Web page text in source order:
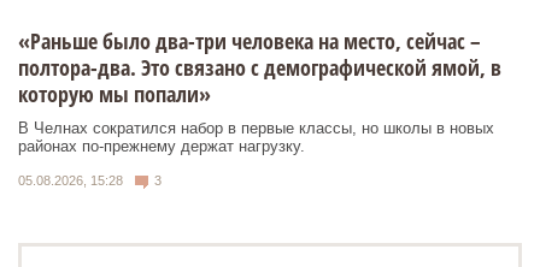
«Раньше было два-три человека на место, сейчас –
полтора-два. Это связано с демографической ямой, в
которую мы попали»
В Челнах сократился набор в первые классы, но школы в новых
районах по-прежнему держат нагрузку.
05.08.2026, 15:28 3